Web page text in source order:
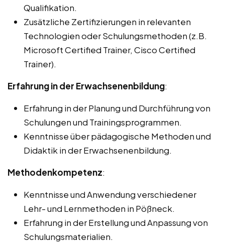
Qualifikation.
Zusätzliche Zertifizierungen in relevanten
Technologien oder Schulungsmethoden (z.B.
Microsoft Certified Trainer, Cisco Certified
Trainer).
Erfahrung in der Erwachsenenbildung:
Erfahrung in der Planung und Durchführung von
Schulungen und Trainingsprogrammen.
Kenntnisse über pädagogische Methoden und
Didaktik in der Erwachsenenbildung.
Methodenkompetenz:
Kenntnisse und Anwendung verschiedener
Lehr- und Lernmethoden in Pößneck.
Erfahrung in der Erstellung und Anpassung von
Schulungsmaterialien.